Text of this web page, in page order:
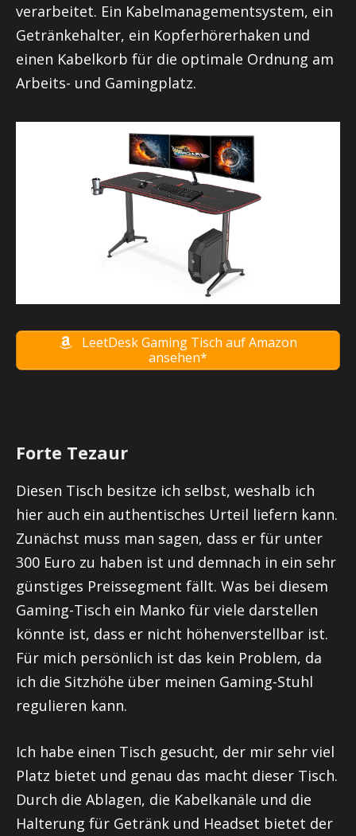
verarbeitet. Ein Kabelmanagementsystem, ein
Getränkehalter, ein Kopferhörerhaken und
einen Kabelkorb für die optimale Ordnung am
Arbeits- und Gamingplatz.
LeetDesk Gaming Tisch auf Amazon
ansehen*
Forte Tezaur
Diesen Tisch besitze ich selbst, weshalb ich
hier auch ein authentisches Urteil liefern kann.
Zunächst muss man sagen, dass er für unter
300 Euro zu haben ist und demnach in ein sehr
günstiges Preissegment fällt. Was bei diesem
Gaming-Tisch ein Manko für viele darstellen
könnte ist, dass er nicht höhenverstellbar ist.
Für mich persönlich ist das kein Problem, da
ich die Sitzhöhe über meinen Gaming-Stuhl
regulieren kann.
Ich habe einen Tisch gesucht, der mir sehr viel
Platz bietet und genau das macht dieser Tisch.
Durch die Ablagen, die Kabelkanäle und die
Halterung für Getränk und Headset bietet der